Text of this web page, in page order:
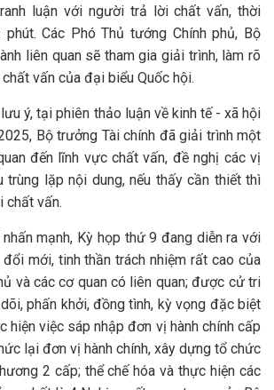
luận với người trả lời chất vấn, thời
Các Phó Thủ tướng Chính phủ, Bộ
liên quan sẽ tham gia giải trình, làm rõ
vấn của đại biểu Quốc hội.
ý, tại phiên thảo luận về kinh tế - xã hội
Bộ trưởng Tài chính đã giải trình một
đến lĩnh vực chất vấn, đề nghị các vị
trùng lặp nội dung, nếu thấy cần thiết thì
chất vấn.
mạnh, Kỳ họp thứ 9 đang diễn ra với
mới, tinh thần trách nhiệm rất cao của
và các cơ quan có liên quan; được cử tri
phấn khởi, đồng tình, kỳ vọng đặc biệt
hiện việc sáp nhập đơn vị hành chính cấp
lại đơn vị hành chính, xây dựng tổ chức
2 cấp; thể chế hóa và thực hiện các